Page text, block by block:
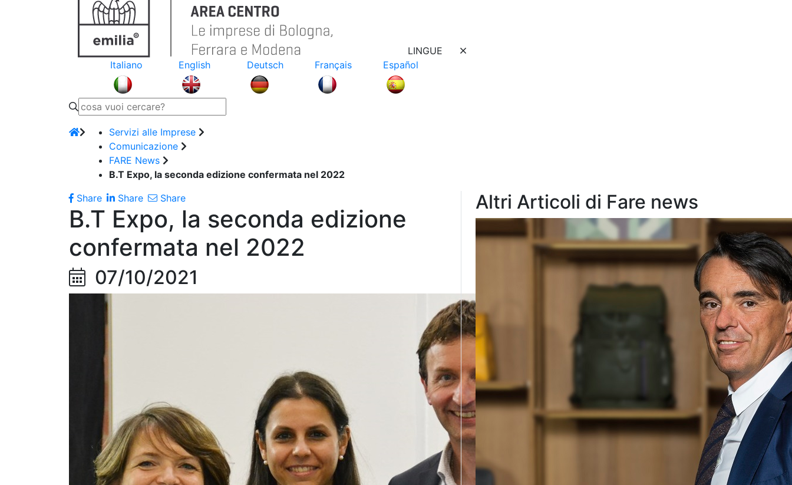
LINGUE
Italiano
English Deutsch Français Español
Servizi alle Imprese
Comunicazione
FARE News
B.T Expo, la seconda edizione confermata nel 2022
Share
Share Share
B.T Expo, la seconda edizione
confermata nel 2022
07/10/2021
Altri Articoli di Fare news